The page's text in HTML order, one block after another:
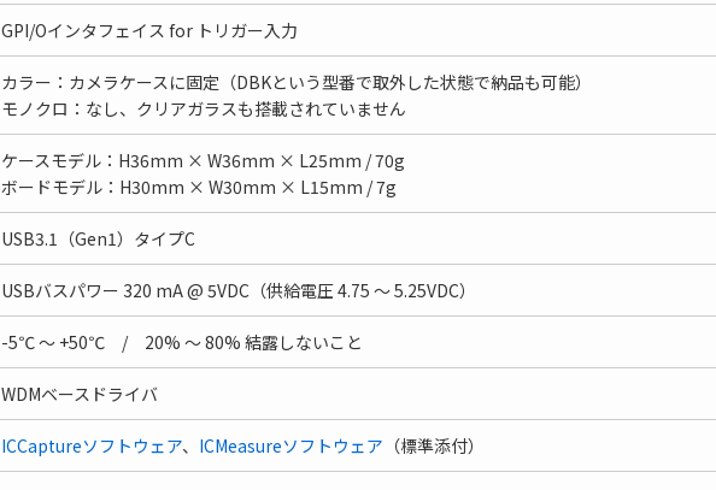
GPI/Oインタフェイス for トリガー入力
カラー：カメラケースに固定（DBKという型番で取外した状態で納品も可能）
モノクロ：なし、クリアガラスも搭載されていません
ケースモデル：H36mm × W36mm × L25mm / 70g
ボードモデル：H30mm × W30mm × L15mm / 7g
USB3.1（Gen1）タイプC
USBバスパワー 320 mA @ 5VDC（供給電圧 4.75 ～ 5.25VDC）
-5℃ ～ +50℃ / 20% ～ 80% 結露しないこと
WDMベースドライバ
ICCaptureソフトウェア、 ICMeasureソフトウェア （標準添付）